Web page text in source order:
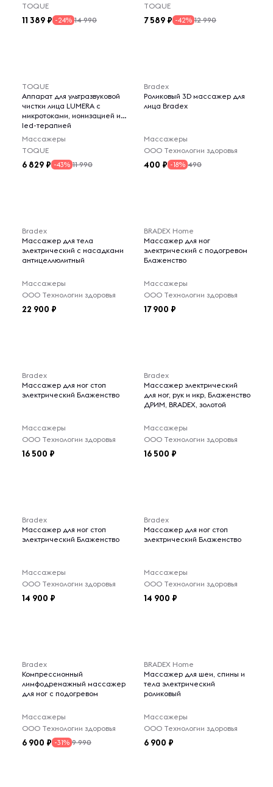
TOQUE
11 389 -24% 14 990
TOQUE
7 589 -42% 12 990
TOQUE
Аппарат для ультразвуковой
чистки лица LUMERA с
микротоками, ионизацией и
led-терапией
Массажеры
TOQUE
6 829 -43% 11 990
Bradex
Роликовый 3D массажер для
лица Bradex
Массажеры
ООО Технологии здоровья
400 -18% 490
Bradex
Массажер для тела
электрический с насадками
антицеллюлитный
Массажеры
ООО Технологии здоровья
22 900
BRADEX Home
Массажер для ног
электрический с подогревом
Блаженство
Массажеры
ООО Технологии здоровья
17 900
Bradex
Массажер для ног стоп
электрический Блаженство
Массажеры
ООО Технологии здоровья
16 500
Bradex
Массажер электрический
для ног, рук и икр, Блаженство
ДРИМ, BRADEX, золотой
Массажеры
ООО Технологии здоровья
16 500
Bradex
Массажер для ног стоп
электрический Блаженство
Массажеры
ООО Технологии здоровья
14 900
Bradex
Массажер для ног стоп
электрический Блаженство
Массажеры
ООО Технологии здоровья
14 900
Bradex
Компрессионный
лимфодренажный массажер
для ног с подогревом
Массажеры
ООО Технологии здоровья
6 900 -31% 9 990
BRADEX Home
Массажер для шеи, спины и
тела электрический
роликовый
Массажеры
ООО Технологии здоровья
6 900